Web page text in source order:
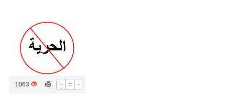
الحرمين الشريفين توثق أسماء الخلفاء الراشدين وتعود إلى
+ = -
1063